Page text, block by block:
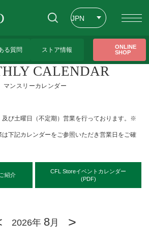
JPN
る質問 ストア情報
ONLINE
SHOP
MONTHLY CALENDAR（マンスリーカレンダー）
CALENDAR
マンスリーカレンダー
及び土曜日（不定期）営業を行っております。※
下記カレンダーをご参照いただき営業日をご確
紹介
CFL Storeイベントカレンダー
(PDF)
2026年 8月 >